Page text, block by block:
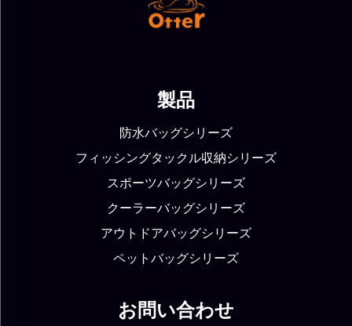
製品
防水バッグシリーズ
フィッシングタックル収納シリーズ
スポーツバッグシリーズ
クーラーバッグシリーズ
アウトドアバッグシリーズ
ペットバッグシリーズ
お問い合わせ